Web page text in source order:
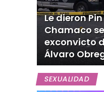
Le dieron
Chamaco
exconvicto
Álvaro
SEXUALIDAD